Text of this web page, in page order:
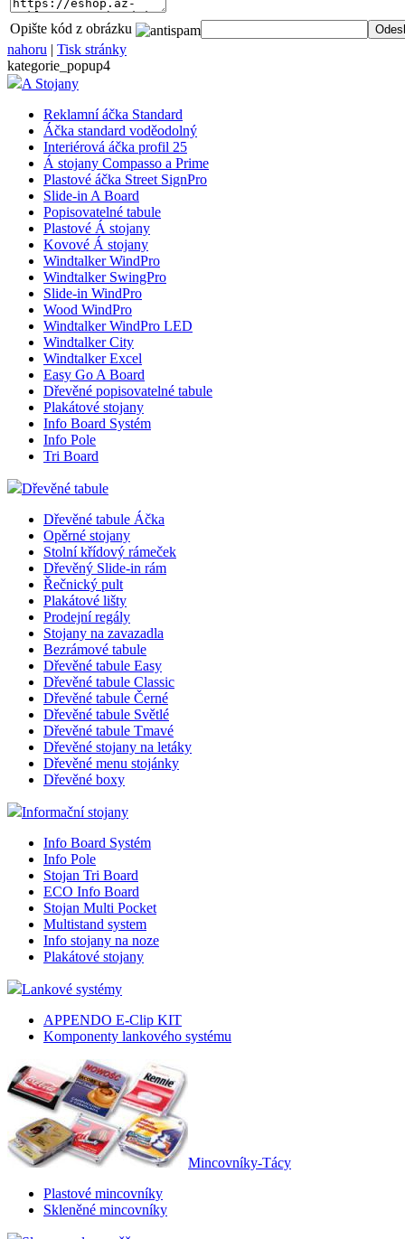
Opište kód z obrázku
nahoru | Tisk stránky
kategorie_popup4
A Stojany
Reklamní áčka Standard
Áčka standard voděodolný
Interiérová áčka profil 25
Á stojany Compasso a Prime
Plastové áčka Street SignPro
Slide-in A Board
Popisovatelné tabule
Plastové Á stojany
Kovové Á stojany
Windtalker WindPro
Windtalker SwingPro
Slide-in WindPro
Wood WindPro
Windtalker WindPro LED
Windtalker City
Windtalker Excel
Easy Go A Board
Dřevěné popisovatelné tabule
Plakátové stojany
Info Board Systém
Info Pole
Tri Board
Dřevěné tabule
Dřevěné tabule Áčka
Opěrné stojany
Stolní křídový rámeček
Dřevěný Slide-in rám
Řečnický pult
Plakátové lišty
Prodejní regály
Stojany na zavazadla
Bezrámové tabule
Dřevěné tabule Easy
Dřevěné tabule Classic
Dřevěné tabule Černé
Dřevěné tabule Světlé
Dřevěné tabule Tmavé
Dřevěné stojany na letáky
Dřevěné menu stojánky
Dřevěné boxy
Informační stojany
Info Board Systém
Info Pole
Stojan Tri Board
ECO Info Board
Stojan Multi Pocket
Multistand system
Info stojany na noze
Plakátové stojany
Lankové systémy
APPENDO E-Clip KIT
Komponenty lankového systému
Mincovníky-Tácy
Plastové mincovníky
Skleněné mincovníky